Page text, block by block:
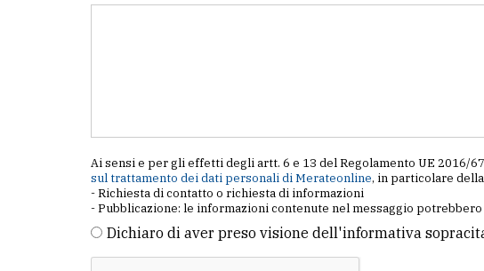
Ai sensi e per gli effetti degli artt. 6 e 13 del Regolamento UE 2016/
sul trattamento dei dati personali di Merateonline, in particolare
- Richiesta di contatto o richiesta di informazioni
- Pubblicazione: le informazioni contenute nel messaggio
Dichiaro di aver preso visione dell'informativa